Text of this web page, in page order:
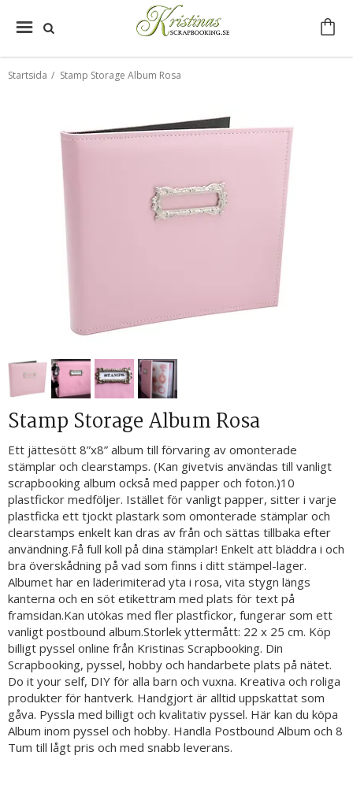
Startsida / Stamp Storage Album Rosa
Stamp Storage Album Rosa
Ett jättesött 8”x8” album till förvaring av omonterade
stämplar och clearstamps. (Kan givetvis användas till vanligt
scrapbooking album också med papper och foton.)10
plastfickor medföljer. Istället för vanligt papper, sitter i varje
plastficka ett tjockt plastark som omonterade stämplar och
clearstamps enkelt kan dras av från och sättas tillbaka efter
användning.Få full koll på dina stämplar! Enkelt att bläddra i och
bra överskådning på vad som finns i ditt stämpel-lager.
Albumet har en läderimiterad yta i rosa, vita stygn längs
kanterna och en söt etikettram med plats för text på
framsidan.Kan utökas med fler plastfickor, fungerar som ett
vanligt postbound album.Storlek yttermått: 22 x 25 cm. Köp
billigt pyssel online från Kristinas Scrapbooking. Din
Scrapbooking, pyssel, hobby och handarbete plats på nätet.
Do it your self, DIY för alla barn och vuxna. Kreativa och roliga
produkter för hantverk. Handgjort är alltid uppskattat som
gåva. Pyssla med billigt och kvalitativ pyssel. Här kan du köpa
Album inom pyssel och hobby. Handla Postbound Album och 8
Tum till lågt pris och med snabb leverans.